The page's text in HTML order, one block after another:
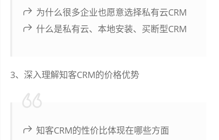
为什么很多企业也愿意选择私有云CRM
什么是私有云、本地安装、买断型CRM
3、深入理解知客CRM的价格优势
知客CRM的性价比体现在哪些方面